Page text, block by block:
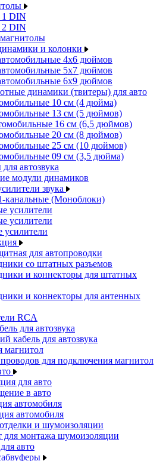
DIN
DIN
и колонки
4x6 дюймов
5x7 дюймов
6x9 дюймов
динамики (твитеры) для авто
10 см (4 дюйма)
13 см (5 дюймов)
16 см (6,5 дюймов)
20 см (8 дюймов)
25 см (10 дюймов)
09 см (3,5 дюйма)
автозвука
модули динамиков
звука
канальные (Моноблоки)
усилители
усилители
усилители
для автопроводки
со штатных разъемов
и коннекторы для штатных
и коннекторы для антенных
RCA
для автозвука
кабель для автозвука
магнитол
для подключения магнитол
для авто
в авто
автомобиля
автомобиля
и шумоизоляции
для монтажа шумоизоляции
авто